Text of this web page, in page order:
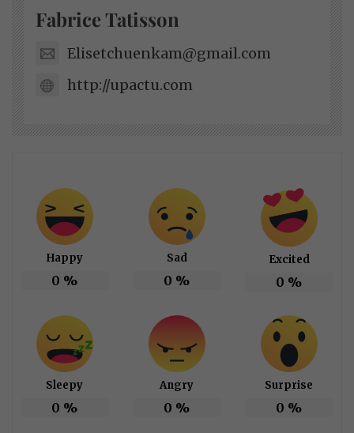
Fabrice Tatisson
Elisetchuenkam@gmail.com
http://upactu.com
Happy
0 %
Sad
0 %
Excited
0 %
Sleepy
0 %
Angry
0 %
Surprise
0 %